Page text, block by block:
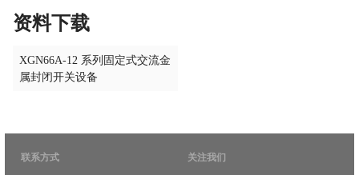
资料下载
XGN66A-12 系列固定式交流金
属封闭开关设备
联系方式 关注我们